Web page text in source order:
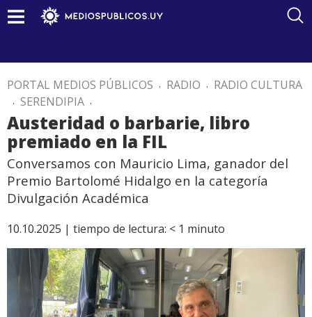
PORTAL MEDIOS PÚBLICOS . RADIO . RADIO CULTURA
. SERENDIPIA .
Austeridad o barbarie, libro
premiado en la FIL
Conversamos con Mauricio Lima, ganador del
Premio Bartolomé Hidalgo en la categoría
Divulgación Académica
10.10.2025 | tiempo de lectura: < 1 minuto